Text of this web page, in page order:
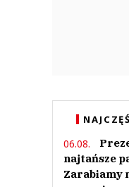
06.08.
najtańsze
Zarabiamy